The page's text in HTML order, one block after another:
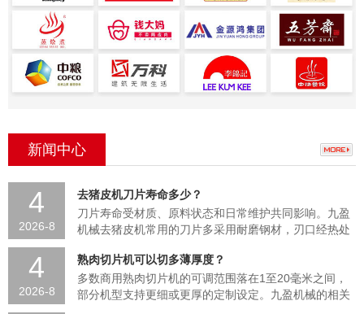
新闻中心
4
2026-8
去猪皮机刀片寿命多少？
刀片寿命受材质、原料状态和日常维护共同影响。九盈
机械去猪皮机常用的刀片多采用耐磨钢材，刃口经热处
工作原理上，传动轴带动棘齿辊将带皮肉块送...
4
2026-8
熟肉切片机可以切多薄厚度？
多数商用熟肉切片机的可调范围落在1至20毫米之间，
部分机型支持更细或更厚的定制设定。九盈机械的相关